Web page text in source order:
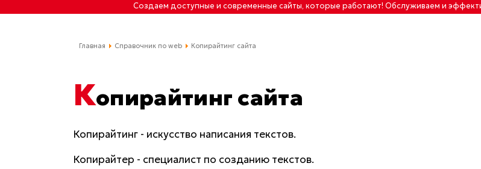
Создаем доступные и современные сайты, которые работают! Обслуживаем и
Главная Справочник по web Копирайтинг сайта
Копирайтинг сайта
Копирайтинг - искусство написания текстов.
Копирайтер - специалист по созданию текстов.